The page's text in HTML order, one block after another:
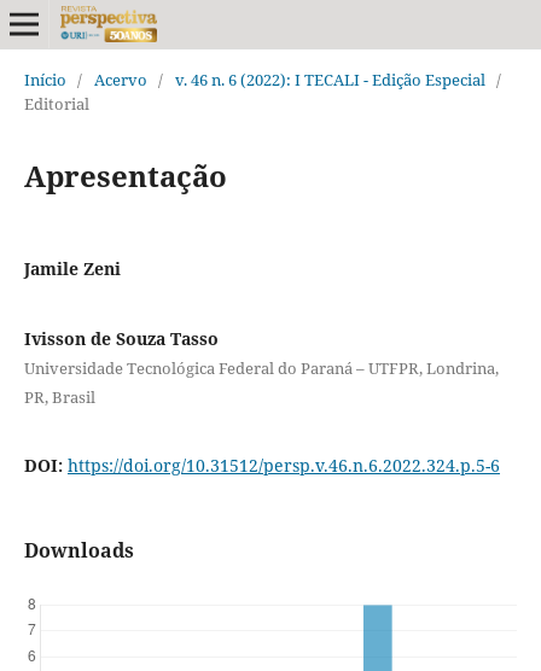
Início / Acervo / v. 46 n. 6 (2022): I TECALI - Edição Especial /
Editorial
Apresentação
Jamile Zeni
Ivisson de Souza Tasso
Universidade Tecnológica Federal do Paraná – UTFPR, Londrina,
PR, Brasil
DOI: https://doi.org/10.31512/persp.v.46.n.6.2022.324.p.5-6
Downloads